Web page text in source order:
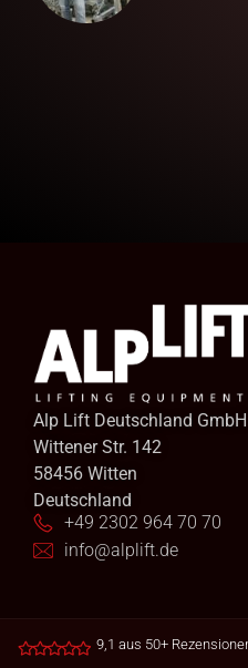
Alp Lift Deutschland GmbH
Wittener Str. 142
58456 Witten
Deutschland
+49 2302 964 70 70
info@alplift.de
9,1 aus 50+